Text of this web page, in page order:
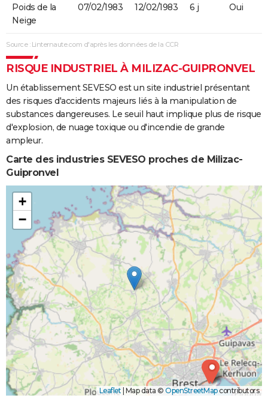
Poids de la
Neige
07/02/1983 12/02/1983 6 j Oui
Source : Linternaute.com d'après les données de la CCR
RISQUE INDUSTRIEL À MILIZAC-GUIPRONVEL
Un établissement SEVESO est un site industriel présentant
des risques d'accidents majeurs liés à la manipulation de
substances dangereuses. Le seuil haut implique plus de risque
d'explosion, de nuage toxique ou d'incendie de grande
ampleur.
Carte des industries SEVESO proches de Milizac-
Guipronvel
+
−
Leaflet Map data © OpenStreetMapcontributors